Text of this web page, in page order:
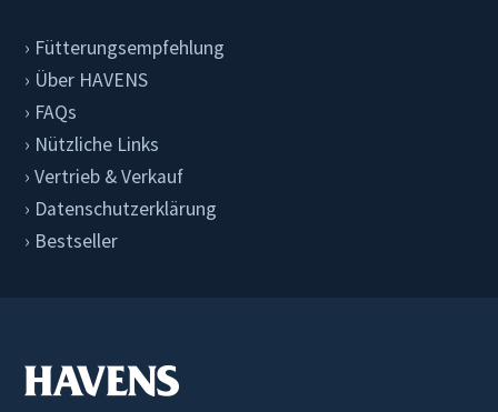
Fütterungsempfehlung
Über HAVENS
FAQs
Nützliche Links
Vertrieb & Verkauf
Datenschutzerklärung
Bestseller